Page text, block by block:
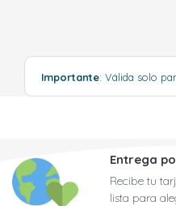
Importante: Válida solo
Entrega
Recibe tu
lista para